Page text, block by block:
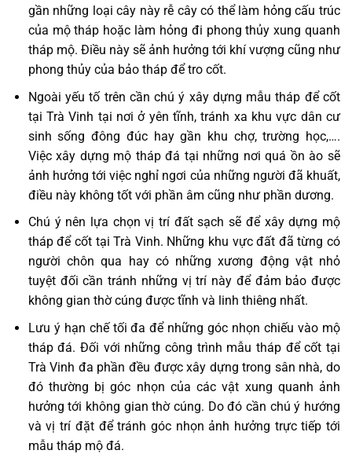
gần những loại cây này rễ cây có thể làm hỏng cấu trúc
của mộ tháp hoặc làm hỏng đi phong thủy xung quanh
tháp mộ. Điều này sẽ ảnh hưởng tới khí vượng cũng như
phong thủy của bảo tháp để tro cốt.
Ngoài yếu tố trên cần chú ý xây dựng mẫu tháp để cốt
tại Trà Vinh tại nơi ở yên tĩnh, tránh xa khu vực dân cư
sinh sống đông đúc hay gần khu chợ, trường học,….
Việc xây dựng mộ tháp đá tại những nơi quá ồn ào sẽ
ảnh hưởng tới việc nghỉ ngơi của những người đã khuất,
điều này không tốt với phần âm cũng như phần dương.
Chú ý nên lựa chọn vị trí đất sạch sẽ để xây dựng mộ
tháp để cốt tại Trà Vinh. Những khu vực đất đã từng có
người chôn qua hay có những xương động vật nhỏ
tuyệt đối cần tránh những vị trí này để đảm bảo được
không gian thờ cúng được tĩnh và linh thiêng nhất.
Lưu ý hạn chế tối đa để những góc nhọn chiếu vào mộ
tháp đá. Đối với những công trình mẫu tháp để cốt tại
Trà Vinh đa phần đều được xây dựng trong sân nhà, do
đó thường bị góc nhọn của các vật xung quanh ảnh
hưởng tới không gian thờ cúng. Do đó cần chú ý hướng
và vị trí đặt để tránh góc nhọn ảnh hưởng trực tiếp tới
mẫu tháp mộ đá.